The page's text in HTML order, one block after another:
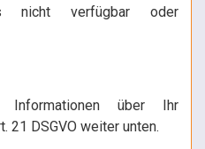
nicht verfügbar oder
über Ihr
21 DSGVO weiter unten.